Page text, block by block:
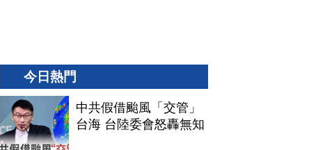
今日熱門
中共假借颱風「交管」
台海 台陸委會怒轟無知